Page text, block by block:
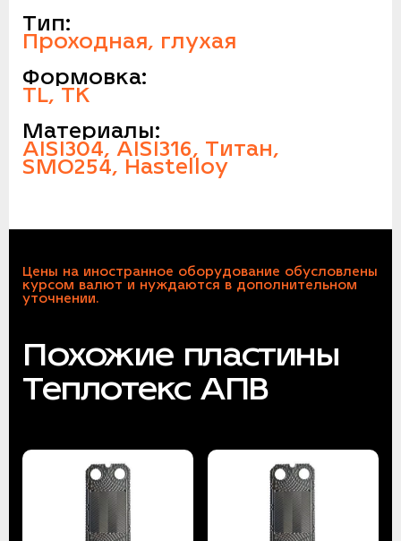
Тип:
Проходная, глухая
Формовка:
TL, TK
Материалы:
AISI304, AISI316, Титан,
SMO254, Hastelloy
Цены на иностранное оборудование обусловлены
курсом валют и нуждаются в дополнительном
уточнении.
Похожие пластины
Теплотекс АПВ